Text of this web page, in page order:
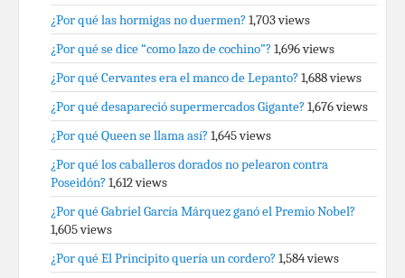
¿Por qué las hormigas no duermen? 1,703 views
¿Por qué se dice “como lazo de cochino”? 1,696 views
¿Por qué Cervantes era el manco de Lepanto? 1,688 views
¿Por qué desapareció supermercados Gigante? 1,676 views
¿Por qué Queen se llama así? 1,645 views
¿Por qué los caballeros dorados no pelearon contra
Poseidón? 1,612 views
¿Por qué Gabriel García Márquez ganó el Premio Nobel?
1,605 views
¿Por qué El Principito quería un cordero? 1,584 views